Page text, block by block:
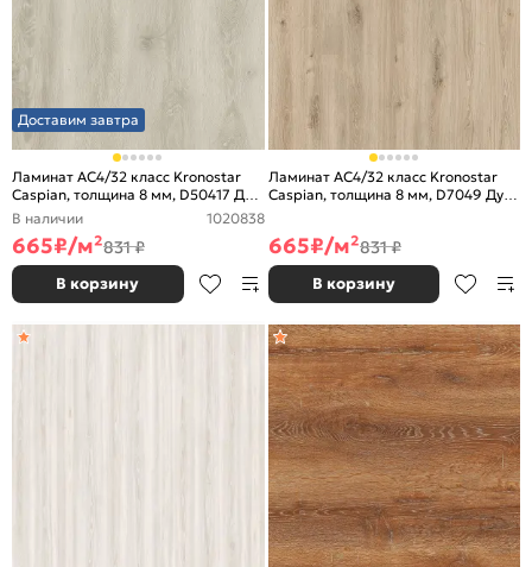
Доставим завтра
Ламинат AC4/32 класс Kronostar
Caspian, толщина 8 мм, D50417 Дуб
Редмонд
В наличии 1020838
665₽/м²831 ₽
В корзину
Ламинат AC4/32 класс Kronostar
Caspian, толщина 8 мм, D7049 Дуб
665₽/м²831 ₽
В корзину